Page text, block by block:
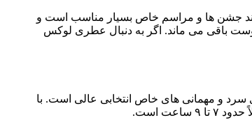
جشن ها و مراسم خاص بسیار مناسب است و
و زمستان است. ماندگاری رمی مارکویس گلد ادیشن بسیار بالا است و معمولاً حدود ۸ تا ۱۰ ساعت روی پوست باقی می ماند. اگر به دنبال عطری لوکس
و مهمانی های خاص انتخابی عالی است. با
است.